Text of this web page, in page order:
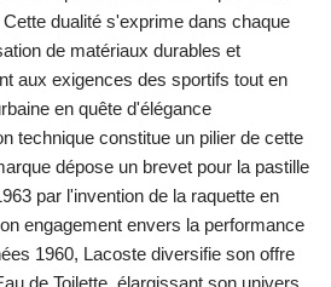
dualité s'exprime dans chaque
de matériaux durables et
aux exigences des sportifs tout en
en quête d'élégance
technique constitue un pilier de cette
dépose un brevet pour la pastille
par l'invention de la raquette en
engagement envers la performance
1960, Lacoste diversifie son offre
de Toilette, élargissant son univers